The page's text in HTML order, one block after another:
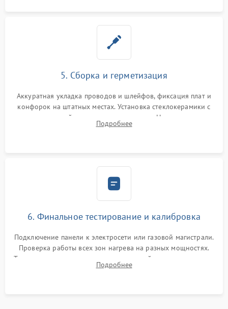
5. Сборка и герметизация
Аккуратная укладка проводов и шлейфов, фиксация плат и
конфорок на штатных местах. Установка стеклокерамики с
проверкой равномерности зазоров. Нанесение
термостойкого герметика или укладка уплотнительной
Подробнее
6. Финальное тестирование и калибровка
Подключение панели к электросети или газовой магистрали.
Проверка работы всех зон нагрева на разных мощностях.
Тестирование сенсорного управления, таймера, индикаторов
остаточного тепла и систем защиты от перегрева.
Подробнее